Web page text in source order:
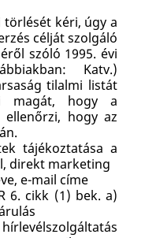
kéri, úgy a
célját szolgáló
szóló 1995. évi
Katv.)
tilalmi listát
magát, hogy a
ellenőrzi, hogy az
tájékoztatása a
direkt marketing
e-mail címe
6. cikk (1) bek. a)